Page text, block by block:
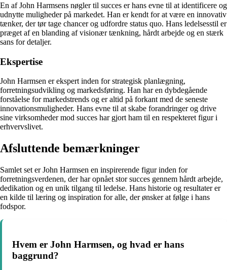
En af John Harmsens nøgler til succes er hans evne til at identificere og
udnytte muligheder på markedet. Han er kendt for at være en innovativ
tænker, der tør tage chancer og udfordre status quo. Hans ledelsesstil er
præget af en blanding af visionær tænkning, hårdt arbejde og en stærk
sans for detaljer.
Ekspertise
John Harmsen er ekspert inden for strategisk planlægning,
forretningsudvikling og markedsføring. Han har en dybdegående
forståelse for markedstrends og er altid på forkant med de seneste
innovationsmuligheder. Hans evne til at skabe forandringer og drive
sine virksomheder mod succes har gjort ham til en respekteret figur i
erhvervslivet.
Afsluttende bemærkninger
Samlet set er John Harmsen en inspirerende figur inden for
forretningsverdenen, der har opnået stor succes gennem hårdt arbejde,
dedikation og en unik tilgang til ledelse. Hans historie og resultater er
en kilde til læring og inspiration for alle, der ønsker at følge i hans
fodspor.
Hvem er John Harmsen, og hvad er hans
baggrund?